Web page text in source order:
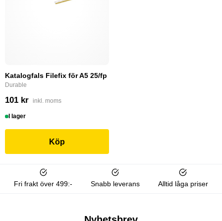
Katalogfals Filefix för A5 25/fp
Durable
101 kr inkl. moms
I lager
Köp
Fri frakt över 499:- Snabb leverans Alltid låga priser